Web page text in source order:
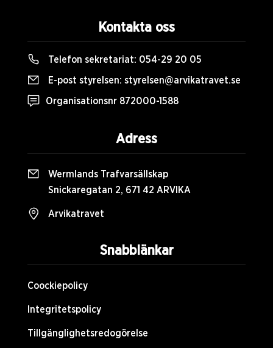
Snabblänkar
Coockiepolicy
Integritetspolicy
Tillgänglighetsredogörelse
Kontakta oss
Telefon sekretariat: 054-29 20 05
E-post styrelsen: styrelsen@arvikatravet.se
Organisationsnr 872000-1588
Adress
Wermlands Trafvarsällskap
Snickaregatan 2, 671 42 ARVIKA
Arvikatravet